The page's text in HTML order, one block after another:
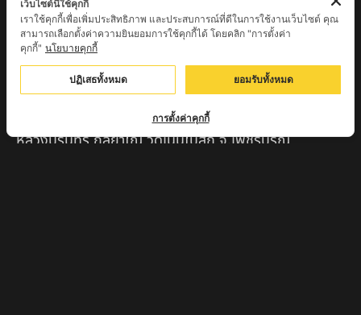
ครูบาทอง วัดก้อท่า จ.ลำพูน
ครูบาตุ๊เจ้าปู่หว่าหลิ่ง วิระทะโย วัดเวฬุวัน อ.เชียงดาว
จ.เชียงใหม่
ครูบาศรี สุจิตโต บ้านสบก๋ง จ.ลำปาง
หลวงปู่รินทร์ กลฺยาโณ วัดเนินโบสถ์ จ.เพชรบูรณ์
เว็บไซต์นี้ใช้คุกกี้
เราใช้คุกกี้เพื่อเพิ่มประสิทธิภาพ และประสบการณ์ที่ดีในการใช้งานเว็บไซต์ คุณ
สามารถเลือกตั้งค่าความยินยอมการใช้คุกกี้ได้ โดยคลิก "การตั้งค่า
คุกกี้" นโยบายคุกกี้
ปฏิเสธทั้งหมด ยอมรับทั้งหมด
การตั้งค่าคุกกี้